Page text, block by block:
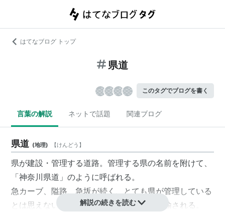
はてなブログ トップ
県道
このタグでブログを書く
言葉の解説 ネットで話題 関連ブログ
県道 (地理) 【けんどう 】
県が建設・管理する道路。管理する県の名前を附けて、
「神奈川県道」のように呼ばれる。
急カーブ、隘路、急坂が続く、とても県が管理している
とは思えないような県道は、「険道」と揶揄される。
解説の続きを読む